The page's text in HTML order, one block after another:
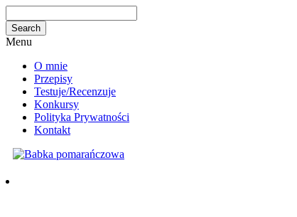
Menu
O mnie
Przepisy
Testuje/Recenzuje
Konkursy
Polityka Prywatności
Kontakt